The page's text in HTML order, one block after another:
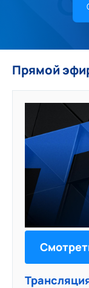
Прямой